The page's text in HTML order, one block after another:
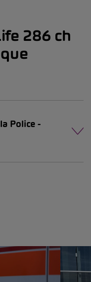
286 ch
Police -